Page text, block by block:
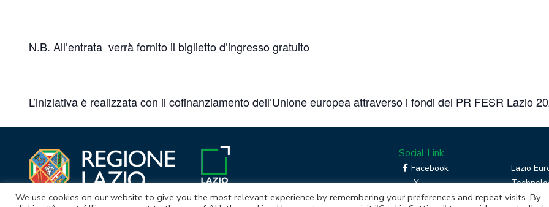
N.B. All’entrata verrà fornito il biglietto d’ingresso gratuito
L’iniziativa è realizzata con il cofinanziamento dell’Unione europea attraverso i fondi del PR FESR Lazio
Social Link
Facebook
X
Linkedin
Lazio
Boost
We use cookies on our website to give you the most relevant experience by remembering your preferences and repeat visits. By